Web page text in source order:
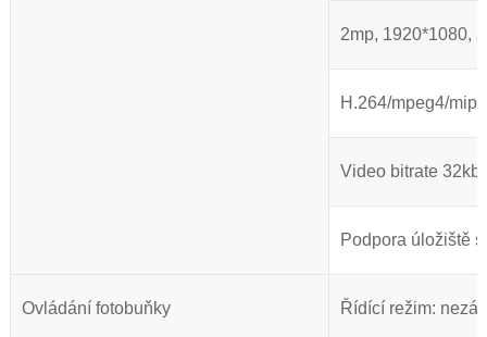
2mp, 1920*1080,
H.264/mpeg4/
Video bitrate
Podpora úložiště
Ovládání fotobuňky Řídící režim: